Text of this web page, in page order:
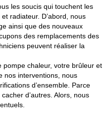
les soucis qui touchent les
radiateur. D’abord, nous
ainsi que des nouveaux
des remplacements des
peuvent réaliser la
chaleur, votre brûleur et
nos interventions, nous
d’ensemble. Parce
d’autres. Alors, nous